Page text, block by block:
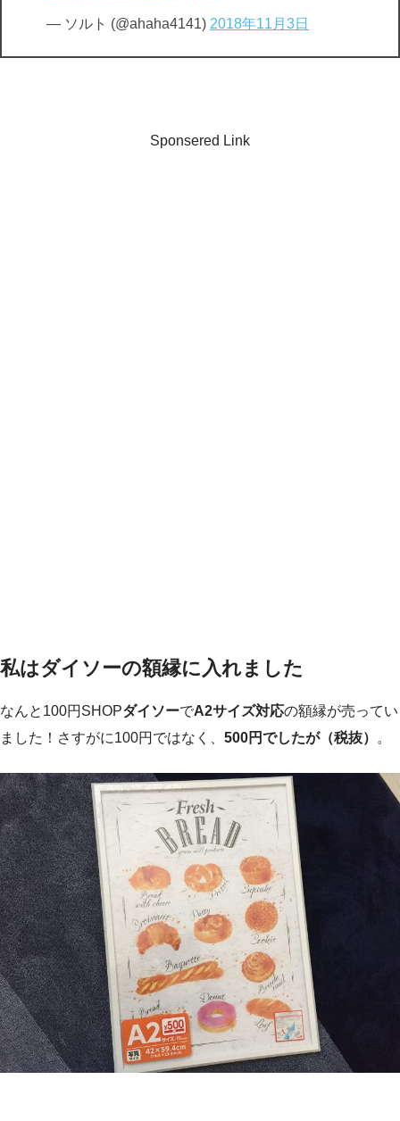
— ソルト (@ahaha4141) 2018年11月3日
Sponsered Link
私はダイソーの額縁に入れました
なんと100円SHOPダイソーでA2サイズ対応の額縁が売ってい
ました！さすがに100円ではなく、 500円でしたが（税抜） 。